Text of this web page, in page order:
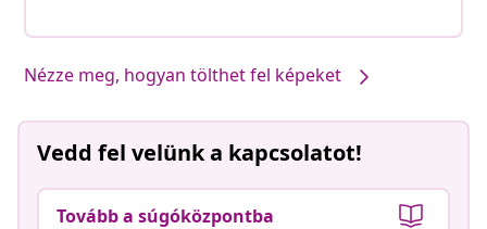
Nézze meg, hogyan tölthet fel képeket
Vedd fel velünk a kapcsolatot!
Tovább a súgóközpontba